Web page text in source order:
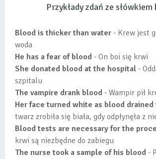
Przykłady zdań ze słówkiem
Blood is thicker than water - Krew jest
woda
He has a fear of blood - On boi się krwi
She donated blood at the hospital -
szpitalu
The vampire drank blood - Wampir pił
Her face turned white as blood drained
twarz zrobiła się biała, gdy odpłynęła z
Blood tests are necessary for the
krwi są niezbędne do zabiegu
The nurse took a sample of his blood -